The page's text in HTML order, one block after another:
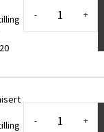
- +
- +